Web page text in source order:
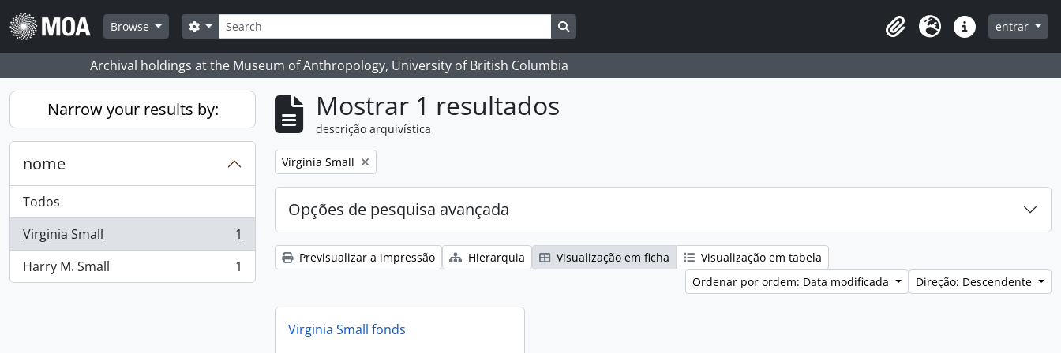
Skip to main content
Browse
Pesquisar
Search options Search in browse page
Clipboard
Idioma Ligações rápidas
entrar
Archival holdings at the Museum of Anthropology, University of British Columbia
Narrow your results by:
nome
Todos
Virginia Small
, 1 resultados
1
Harry M. Small
, 1 resultados 1
Mostrar 1 resultados
descrição arquivística
Remove filter:
Virginia Small
Opções de pesquisa avançada
Previsualizar a impressão Hierarquia Visualização em ficha
Visualização em tabela
Ordenar por ordem: Data modificada
Direção: Descendente
Virginia Small fonds